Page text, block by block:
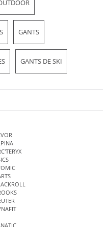
GANTS
GANTS DE SKI